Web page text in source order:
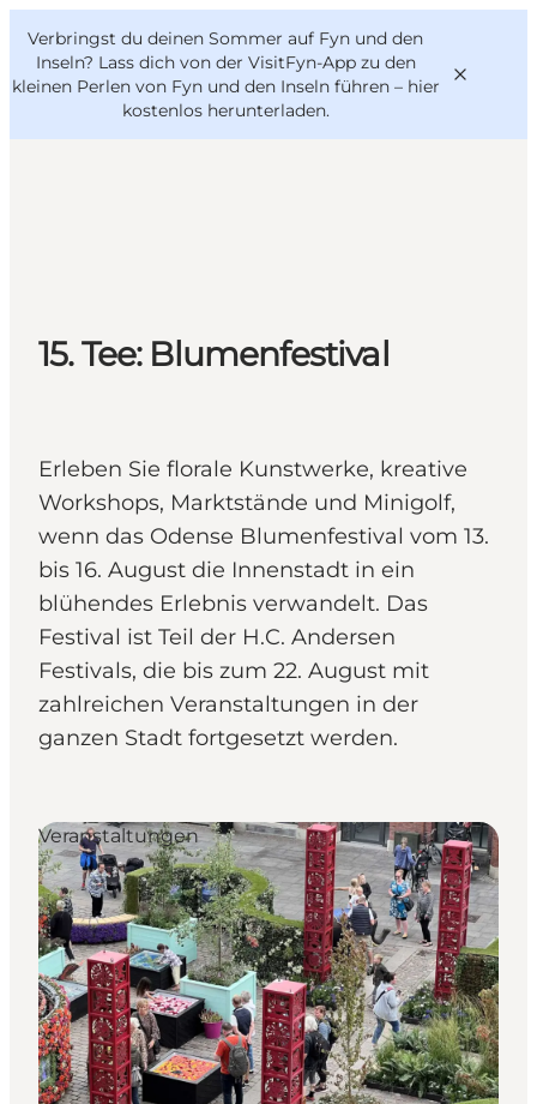
Verbringst du deinen Sommer auf Fyn und den
Inseln? Lass dich von der VisitFyn-App zu den
kleinen Perlen von Fyn und den Inseln führen – hier
kostenlos herunterladen.
Übernachtung
VisitFyn
Deutsch
15. Tee: Blumenfestival
Erleben Sie florale Kunstwerke, kreative
Workshops, Marktstände und Minigolf,
wenn das Odense Blumenfestival vom 13.
bis 16. August die Innenstadt in ein
blühendes Erlebnis verwandelt. Das
Festival ist Teil der H.C. Andersen
Festivals, die bis zum 22. August mit
zahlreichen Veranstaltungen in der
ganzen Stadt fortgesetzt werden.
Veranstaltungen